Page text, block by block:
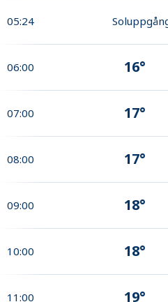
05:24
06:00 16°
07:00 17°
08:00 17°
09:00 18°
10:00 18°
11:00 19°